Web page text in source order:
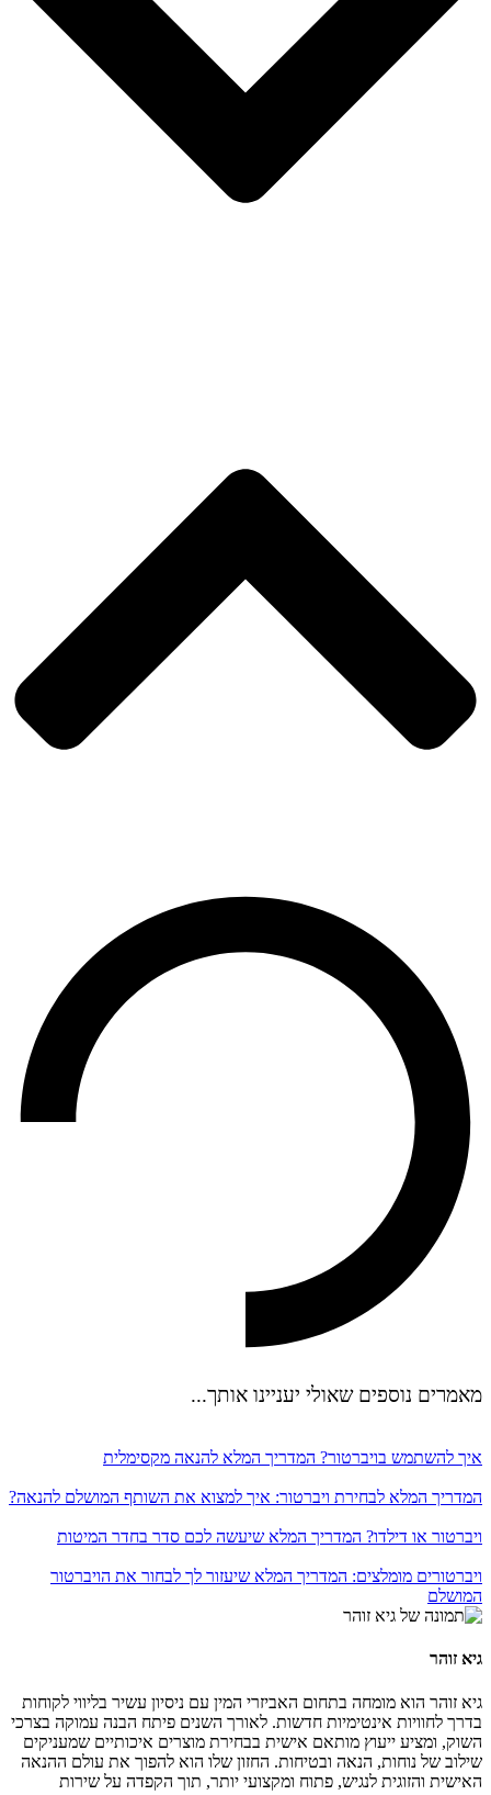
מאמרים נוספים שאולי יעניינו אותך...
איך להשתמש בויברטור? המדריך המלא להנאה מקסימלית
המדריך המלא לבחירת ויברטור: איך למצוא את השותף המושלם להנאה?
ויברטור או דילדו? המדריך המלא שיעשה לכם סדר בחדר המיטות
ויברטורים מומלצים: המדריך המלא שיעזור לך לבחור את הויברטור
המושלם
גיא זוהר
גיא זוהר הוא מומחה בתחום האביזרי המין עם ניסיון עשיר בליווי לקוחות
בדרך לחוויות אינטימיות חדשות. לאורך השנים פיתח הבנה עמוקה בצרכי
השוק, ומציע ייעוץ מותאם אישית בבחירת מוצרים איכותיים שמעניקים
שילוב של נוחות, הנאה ובטיחות. החזון שלו הוא להפוך את עולם ההנאה
האישית והזוגית לנגיש, פתוח ומקצועי יותר, תוך הקפדה על שירות